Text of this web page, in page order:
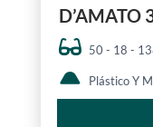
D’AMATO
50 - 18 -
Plástico Y